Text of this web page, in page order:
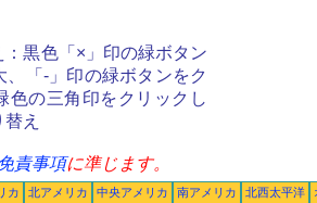
：黒色「×」印の緑ボタン
、「-」印の緑ボタンをク
色の三角印をクリックし
え
責事項に準じます。
カ 北アメリカ 中央アメリカ 南アメリカ 北西太平洋